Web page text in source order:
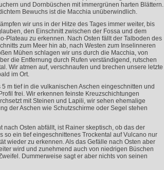
und Dornbüschen mit immergrünen harten Blättern.
Bewuchs ist die Macchia unüberwindlich.
wir uns in der Hitze des Tages immer weiter, bis
den Einschnitt zwischen der Fossa und dem
Plateau zu erkennen. Nach Osten fällt der Talboden des
zum Meer hin ab, nach Westen zum Inselinneren
Mühen schlagen wir uns durch die Macchia, von
die Entfernung durch Rufen verständigend, rutschen
Wir atmen auf, verschnaufen und brechen unsere letzte
im Ort.
m tief in die vulkanischen Aschen eingeschnitten und
frei. Wir erkennen feinste Kreuzschichtungen
mit Steinen und Lapili, wir sehen ehemalige
der Aschen wie Schutzschirme oder Segel stehen
nach Osten abfällt, ist Rainer skeptisch, ob das der
so ein tief eingeschnittenes Trockental auf Vulcano nur
wieder zu erkennen. Als das Gefälle nach Osten aber
wird und zunehmend auch von niedrigen Büschen
Dummerweise sagt er aber nichts von seinen